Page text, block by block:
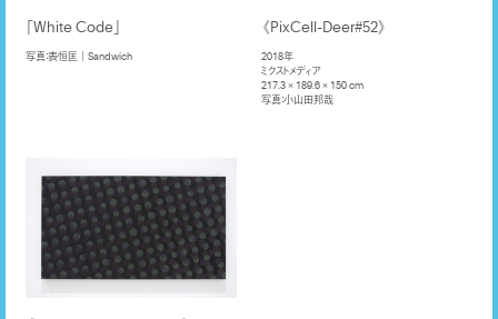
「White Code」
写真：表恒匡｜Sandwich
《PixCell-Deer#52》
2018年
ミクストメディア
217.3 × 189.6 × 150 cm
写真：小山田邦哉